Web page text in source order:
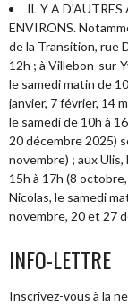
IL Y A D'AUTRES
ENVIRONS.
de la Transition, rue
12h ; à Villebon-sur-
le samedi matin de
janvier, 7 février, 14
le samedi de 10h à
20 décembre 2025)
novembre) ; aux
15h à 17h (8
Nicolas, le samedi
novembre, 20 et 27
INFO-LETTRE
Inscrivez-vous à la